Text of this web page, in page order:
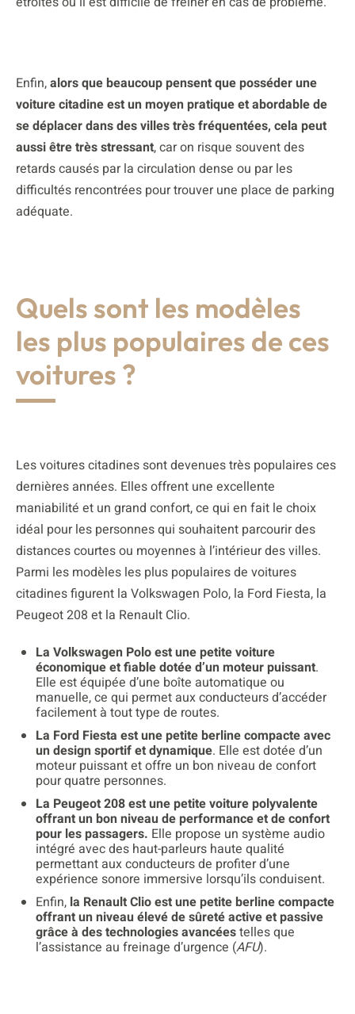
Enfin,alors que beaucoup pensent que posséder une
voiture citadine est un moyen pratique et abordable de
se déplacer dans des villes très fréquentées, cela peut
aussi être très stressant, car on risque souvent des
retards causés par la circulation dense ou par les
difficultés rencontrées pour trouver une place de parking
adéquate.
Quels sont les modèles
les plus populaires de ces
voitures ?
Les voitures citadines sont devenues très populaires ces
dernières années. Elles offrent une excellente
maniabilité et un grand confort, ce qui en fait le choix
idéal pour les personnes qui souhaitent parcourir des
distances courtes ou moyennes à l’intérieur des villes.
Parmi les modèles les plus populaires de voitures
citadines figurent la Volkswagen Polo, la Ford Fiesta, la
Peugeot 208 et la Renault Clio.
La Volkswagen Polo est une petite voiture
économique et fiable dotée d’un moteur puissant.
Elle est équipée d’une boîte automatique ou
manuelle, ce qui permet aux conducteurs d’accéder
facilement à tout type de routes.
La Ford Fiesta est une petite berline compacte avec
un design sportif et dynamique. Elle est dotée d’un
moteur puissant et offre un bon niveau de confort
pour quatre personnes.
La Peugeot 208 est une petite voiture polyvalente
offrant un bon niveau de performance et de confort
pour les passagers. Elle propose un système audio
intégré avec des haut-parleurs haute qualité
permettant aux conducteurs de profiter d’une
expérience sonore immersive lorsqu’ils conduisent.
Enfin, la Renault Clio est une petite berline compacte
offrant un niveau élevé de sûreté active et passive
grâce à des technologies avancéestelles que
l’assistance au freinage d’urgence (AFU).